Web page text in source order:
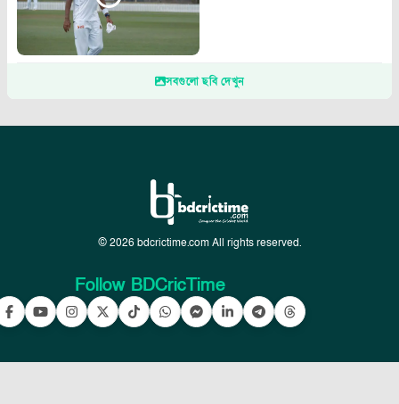
সবগুলো ছবি দেখুন
© 2026 bdcrictime.com All rights reserved.
Follow BDCricTime